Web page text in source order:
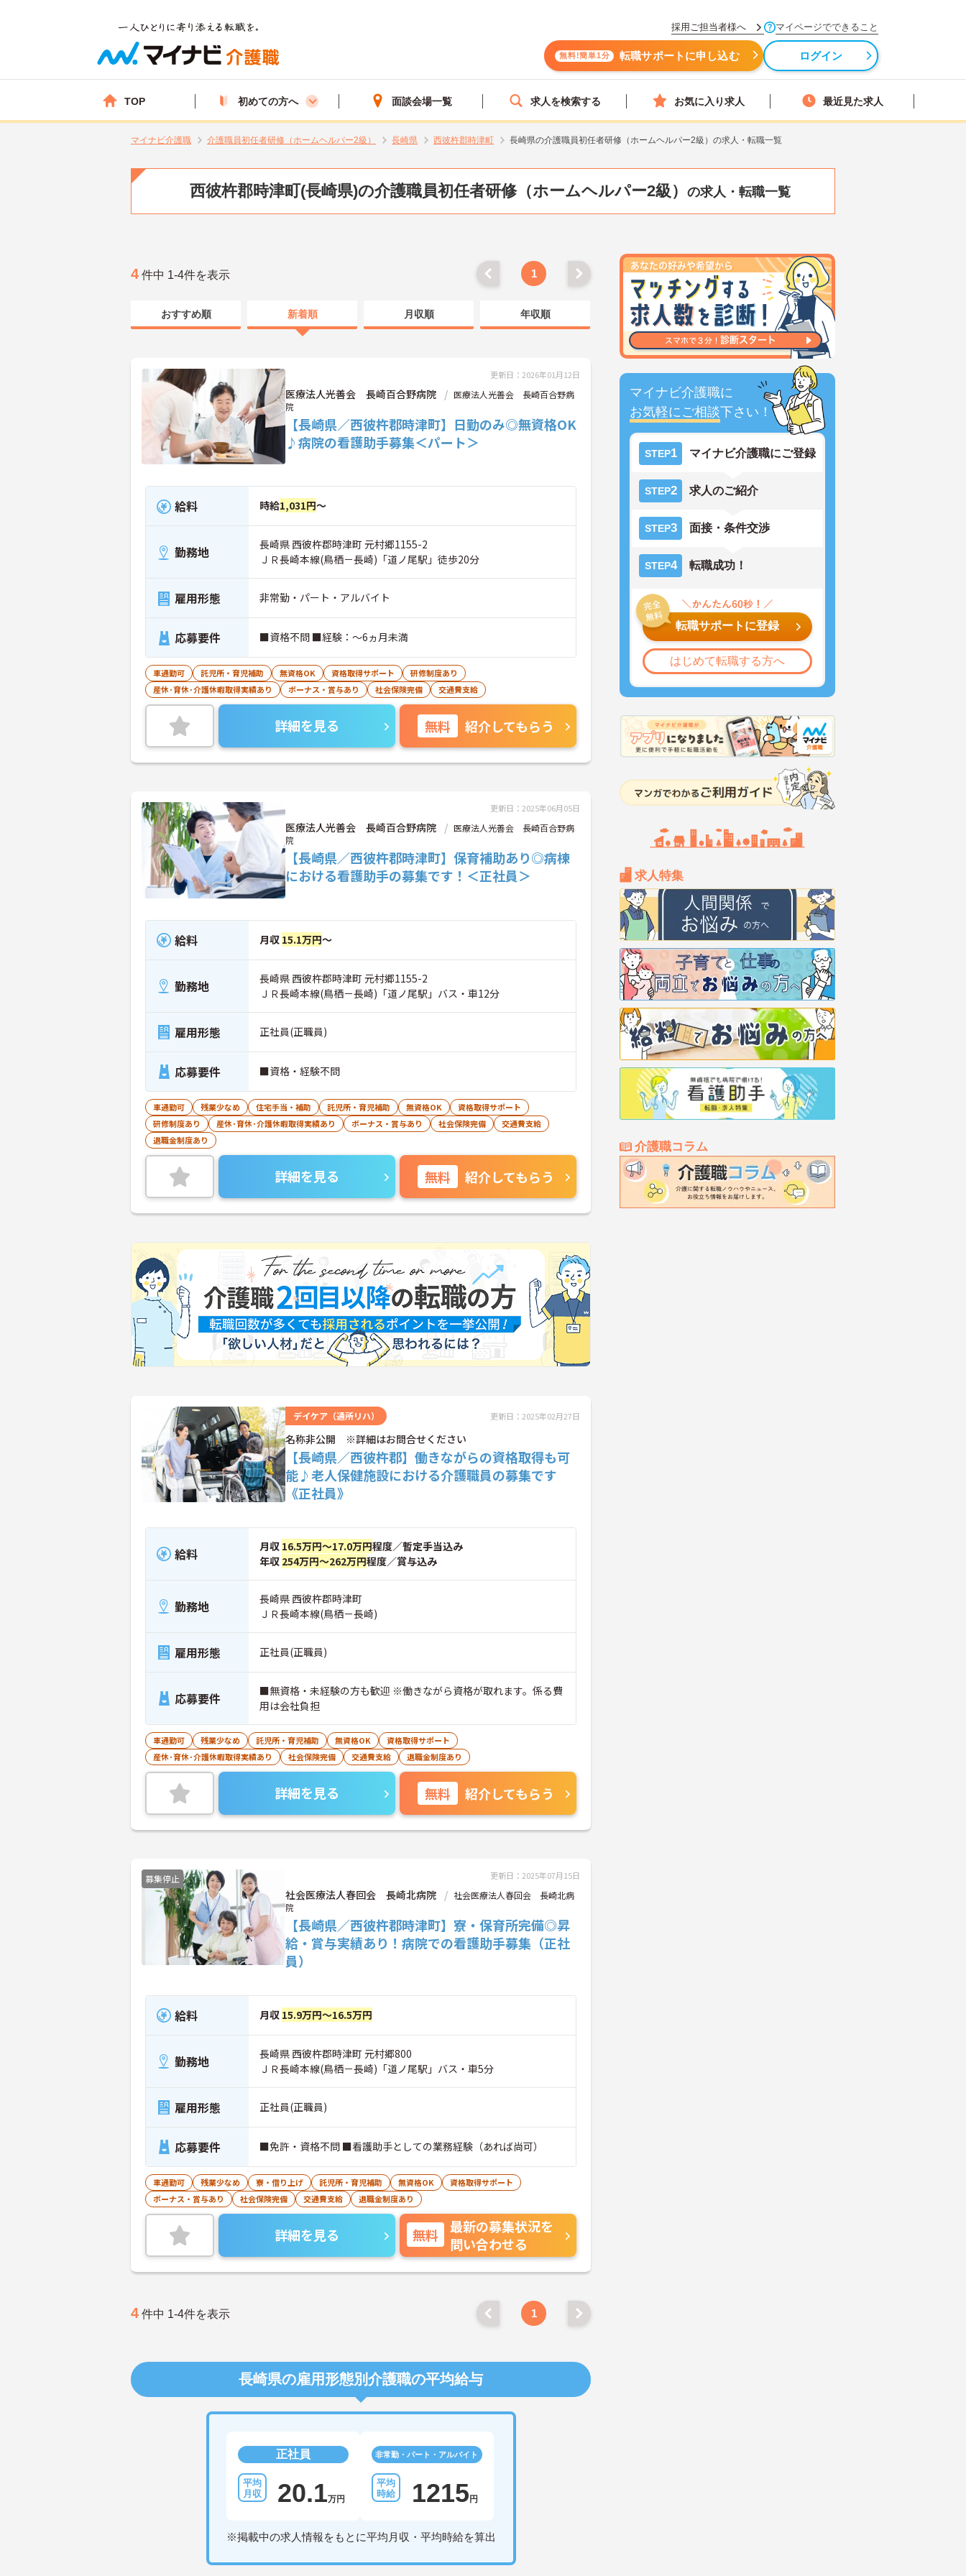
採用ご担当者様へ マイページでできること
無料!簡単1分 転職サポートに申し込む ログイン
TOP 初めての方へ 面談会場一覧 求人を検索する お気に入り求人 最近見た求人
マイナビ介護職 介護職員初任者研修（ホームヘルパー2級） 長崎県 西彼杵郡時津町 長崎県の介護職員初任者研修（ホームヘルパー2級）の求人・転職一覧
西彼杵郡時津町(長崎県)の介護職員初任者研修（ホームヘルパー2級） の求人・転職一覧
マイナビ介護職に
お気軽にご相談下さい！
STEP1 マイナビ介護職にご登録
STEP2 求人のご紹介
STEP3 面接・条件交渉
STEP4 転職成功！
転職サポートに登録
はじめて転職する方へ
求人特集
介護職コラム
4 件中 1-4件を表示 1
おすすめ順 新着順 月収順 年収順
更新日：2026年01月12日
医療法人光善会 長崎百合野病院
医療法人光善会 長崎百合野病
院
【長崎県／西彼杵郡時津町】日勤のみ◎無資格OK
♪病院の看護助手募集＜パート＞
給料 時給1,031円～
勤務地
長崎県 西彼杵郡時津町 元村郷1155-2
ＪＲ長崎本線(鳥栖－長崎)「道ノ尾駅」徒歩20分
雇用形態 非常勤・パート・アルバイト
応募要件 ■資格不問 ■経験：～6ヵ月未満
車通勤可 託児所・育児補助 無資格OK 資格取得サポート
研修制度あり
産休･育休･介護休暇取得実績あり
ボーナス・賞与あり 社会保険完備 交通費支給
詳細を見る 無料 紹介してもらう
更新日：2025年06月05日
医療法人光善会 長崎百合野病院
医療法人光善会 長崎百合野病
院
【長崎県／西彼杵郡時津町】保育補助あり◎病棟
における看護助手の募集です！＜正社員＞
給料 月収 15.1万円～
勤務地
長崎県 西彼杵郡時津町 元村郷1155-2
ＪＲ長崎本線(鳥栖－長崎)「道ノ尾駅」バス・車12分
雇用形態 正社員(正職員)
応募要件 ■資格・経験不問
車通勤可 残業少なめ 住宅手当・補助 託児所・育児補助 無資格OK
資格取得サポート
研修制度あり
産休･育休･介護休暇取得実績あり ボーナス・賞与あり 社会保険完備
交通費支給
退職金制度あり
詳細を見る 無料 紹介してもらう
デイケア（通所リハ） 更新日：2025年02月27日
名称非公開 ※詳細はお問合せください
【長崎県／西彼杵郡】働きながらの資格取得も可
能♪老人保健施設における介護職員の募集です
《正社員》
給料 月収 16.5万円～17.0万円程度／暫定手当込み
年収 254万円～262万円程度／賞与込み
勤務地
長崎県 西彼杵郡時津町
ＪＲ長崎本線(鳥栖－長崎)
雇用形態 正社員(正職員)
応募要件
■無資格・未経験の方も歓迎 ※働きながら資格が取れます。係る費
用は会社負担
車通勤可 残業少なめ 託児所・育児補助 無資格OK
資格取得サポート
産休･育休･介護休暇取得実績あり
社会保険完備 交通費支給 退職金制度あり
詳細を見る 無料 紹介してもらう
募集停止 更新日：2025年07月15日
社会医療法人春回会 長崎北病院
社会医療法人春回会 長崎北病
院
【長崎県／西彼杵郡時津町】寮・保育所完備◎昇
給・賞与実績あり！病院での看護助手募集（正社
員）
給料 月収 15.9万円～16.5万円
勤務地
長崎県 西彼杵郡時津町 元村郷800
ＪＲ長崎本線(鳥栖－長崎)「道ノ尾駅」バス・車5分
雇用形態 正社員(正職員)
応募要件 ■免許・資格不問 ■看護助手としての業務経験（あれば尚可）
車通勤可 残業少なめ 寮・借り上げ 託児所・育児補助 無資格OK
資格取得サポート
ボーナス・賞与あり
社会保険完備 交通費支給 退職金制度あり
詳細を見る 無料
最新の募集状況を
問い合わせる
4 件中 1-4件を表示 1
長崎県の雇用形態別介護職の平均給与
正社員
20.1万円
非常勤・パート・アルバイト
1215円
※掲載中の求人情報をもとに平均月収・平均時給を算出